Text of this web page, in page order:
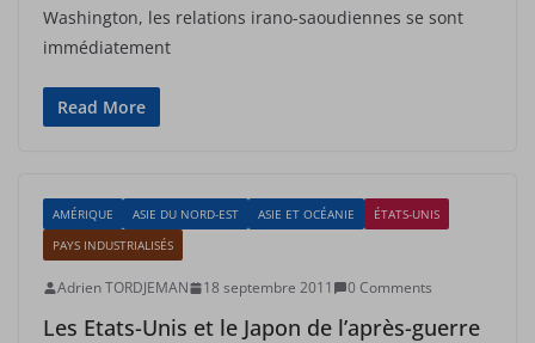
Washington, les relations irano-saoudiennes se sont
immédiatement
Read More
AMÉRIQUE ASIE DU NORD-EST ASIE ET OCÉANIE
ÉTATS-UNIS
PAYS INDUSTRIALISÉS
Adrien TORDJEMAN 18 septembre 2011 0 Comments
Les Etats-Unis et le Japon de l’après-guerre